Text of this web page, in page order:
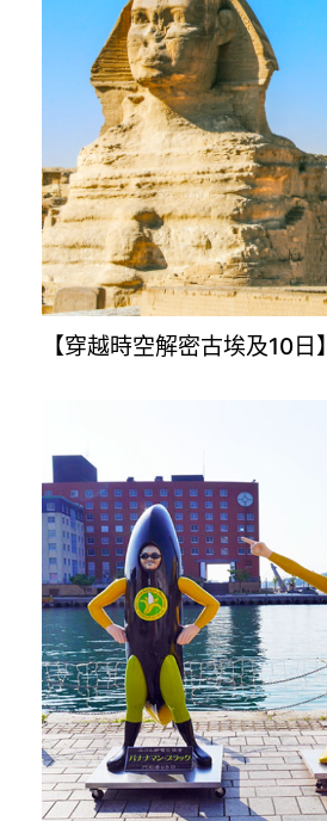
【穿越時空解密古埃及10日】